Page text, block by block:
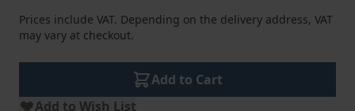
Prices include VAT. Depending on the delivery address, VAT
may vary at checkout.
Add to Cart
Add to Wish List